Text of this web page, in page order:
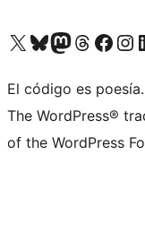
Visit our X (formerly Twitter) account
Visit our Bluesky account
Visit our Mastodon account
Visit our Threads
Visita nuestra
Visita
El código es poesía.
The WordPress®
of the WordPress